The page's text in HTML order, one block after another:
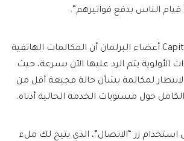
الناس بدفع فواتيرهم”.
أخبر رؤساء شركة Capita أعضاء البرلمان أن المكالمات الهاتفية
الأولوية يتم الرد عليها الآن بسرعة، حيث
لمكالمة بشأن حالة فجيعة أقل من
حول مستويات الخدمة الحالية أدناه.
زر “الاتصال”، الذي يتيح لك ملء